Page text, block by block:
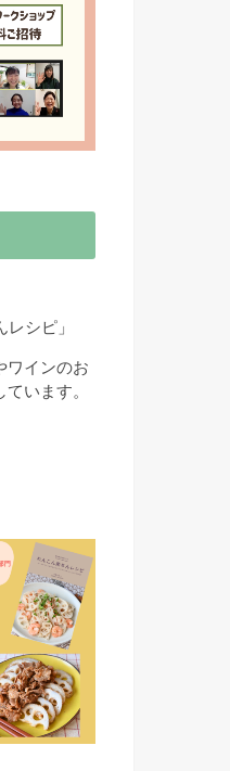
シピ」
ワインのお
います。